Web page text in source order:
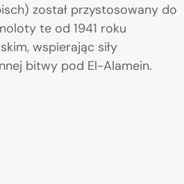
został przystosowany do
te od 1941 roku
wspierając siły
bitwy pod El-Alamein.